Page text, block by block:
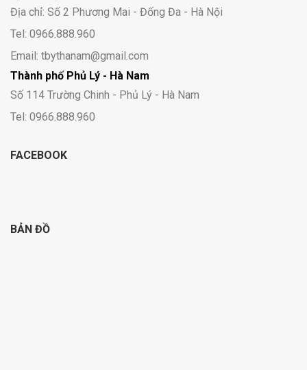
Địa chỉ: Số 2 Phương Mai - Đống Đa - Hà Nội
Tel: 0966.888.960
Email: tbythanam@gmail.com
Thành phố Phủ Lý - Hà Nam
Số 114 Trường Chinh - Phủ Lý - Hà Nam
Tel: 0966.888.960
FACEBOOK
BẢN ĐỒ